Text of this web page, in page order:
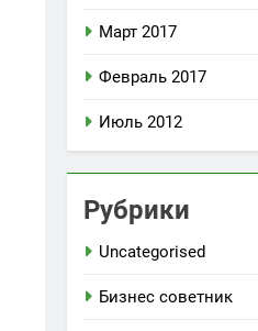
Март 2017
Февраль 2017
Июль 2012
Рубрики
Uncategorised
Бизнес советник